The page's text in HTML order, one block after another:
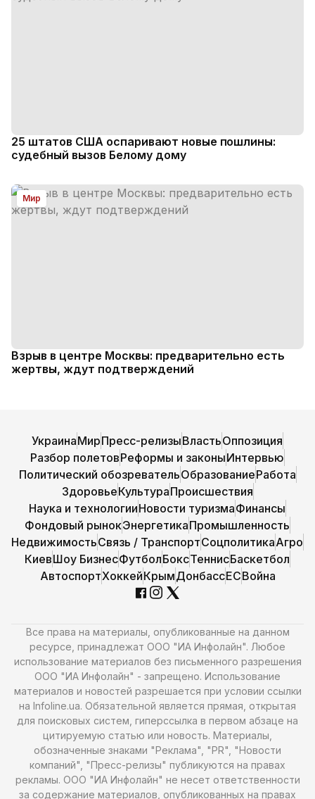
25 штатов США оспаривают новые пошлины:
судебный вызов Белому дому
Мир
Взрыв в центре Москвы: предварительно есть
жертвы, ждут подтверждений
УкраинаМирПресс-релизыВластьОппозиция
Разбор полетовРеформы и законыИнтервью
Политический обозревательОбразованиеРабота
ЗдоровьеКультураПроисшествия
Наука и технологииНовости туризмаФинансы
Фондовый рынокЭнергетикаПромышленность
НедвижимостьСвязь / ТранспортСоцполитикаАгро
КиевШоу БизнесФутболБоксТеннисБаскетбол
АвтоспортХоккейКрымДонбассЕСВойна
Все права на материалы, опубликованные на данном
ресурсе, принадлежат ООО "ИА Инфолайн". Любое
использование материалов без письменного разрешения
ООО "ИА Инфолайн" - запрещено. Использование
материалов и новостей разрешается при условии ссылки
на Infoline.ua. Обязательной является прямая, открытая
для поисковых систем, гиперссылка в первом абзаце на
цитируемую статью или новость. Материалы,
обозначенные знаками "Реклама", "PR", "Новости
компаний", "Пресс-релизы" публикуются на правах
рекламы. ООО "ИА Инфолайн" не несет ответственности
за содержание материалов, опубликованных на правах